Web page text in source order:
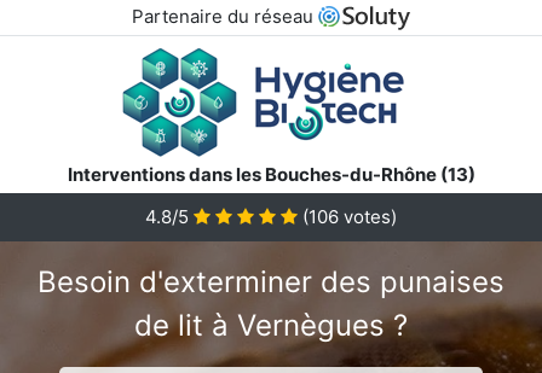
Partenaire du réseau
Interventions dans les Bouches-du-Rhône (13)
4.8/5 (106 votes)
Besoin d'exterminer des punaises
de lit à Vernègues ?